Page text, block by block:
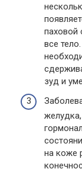
паховой
все
зуд и
на коже